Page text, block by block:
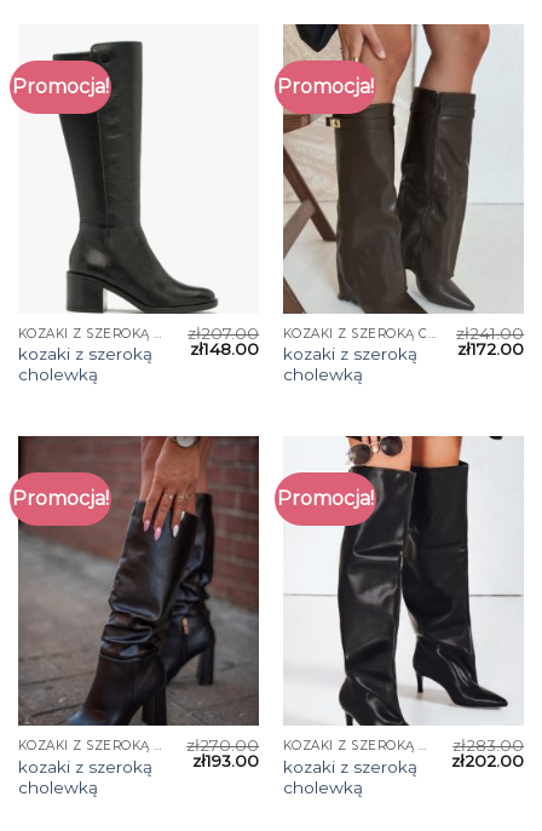
Promocja!
KOZAKI Z SZEROKĄ CHOLEWKĄ
kozaki z szeroką
cholewką
zł207.00
zł148.00
Promocja!
KOZAKI Z SZEROKĄ CHOLEWKĄ
kozaki z szeroką
cholewką
zł241.00
zł172.00
Promocja!
KOZAKI Z SZEROKĄ CHOLEWKĄ
kozaki z szeroką
cholewką
zł270.00
zł193.00
Promocja!
KOZAKI Z SZEROKĄ CHOLEWKĄ
kozaki z szeroką
cholewką
zł283.00
zł202.00